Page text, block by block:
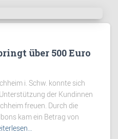
über 500 Euro
i. Schw. konnte sich
der Kundinnen
freuen. Durch die
kam ein Betrag von